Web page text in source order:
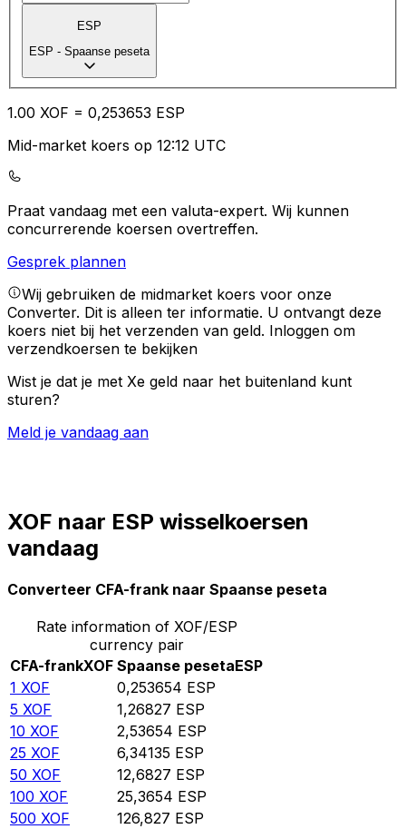
ESP
ESP - Spaanse peseta
1.00 XOF = 0,253653 ESP
Mid-market koers op 12:12 UTC
Praat vandaag met een valuta-expert. Wij kunnen
concurrerende koersen overtreffen.
Gesprek plannen
Wij gebruiken de midmarket koers voor onze
Converter. Dit is alleen ter informatie. U ontvangt deze
koers niet bij het verzenden van geld. Inloggen om
verzendkoersen te bekijken
Wist je dat je met Xe geld naar het buitenland kunt
sturen?
Meld je vandaag aan
XOF naar ESP wisselkoersen
vandaag
Converteer CFA-frank naar Spaanse peseta
Rate information of XOF/ESP
currency pair
CFA-frankXOF Spaanse pesetaESP
1 XOF 0,253654 ESP
5 XOF 1,26827 ESP
10 XOF 2,53654 ESP
25 XOF 6,34135 ESP
50 XOF 12,6827 ESP
100 XOF 25,3654 ESP
500 XOF 126,827 ESP